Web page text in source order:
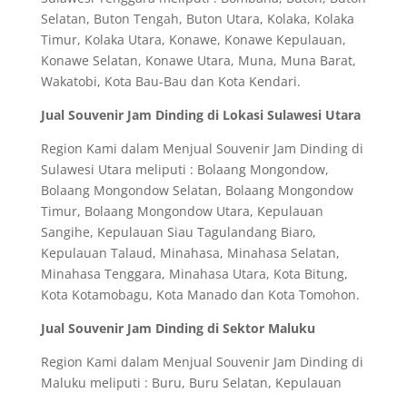
Selatan, Buton Tengah, Buton Utara, Kolaka, Kolaka
Timur, Kolaka Utara, Konawe, Konawe Kepulauan,
Konawe Selatan, Konawe Utara, Muna, Muna Barat,
Wakatobi, Kota Bau-Bau dan Kota Kendari.
Jual Souvenir Jam Dinding di Lokasi Sulawesi Utara
Region Kami dalam Menjual Souvenir Jam Dinding di
Sulawesi Utara meliputi : Bolaang Mongondow,
Bolaang Mongondow Selatan, Bolaang Mongondow
Timur, Bolaang Mongondow Utara, Kepulauan
Sangihe, Kepulauan Siau Tagulandang Biaro,
Kepulauan Talaud, Minahasa, Minahasa Selatan,
Minahasa Tenggara, Minahasa Utara, Kota Bitung,
Kota Kotamobagu, Kota Manado dan Kota Tomohon.
Jual Souvenir Jam Dinding di Sektor Maluku
Region Kami dalam Menjual Souvenir Jam Dinding di
Maluku meliputi : Buru, Buru Selatan, Kepulauan